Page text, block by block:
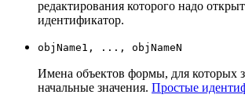
редактирования которого надо
идентификатор.
objName1, ..., objNameN
Имена объектов формы, для которых
начальные значения. Простые